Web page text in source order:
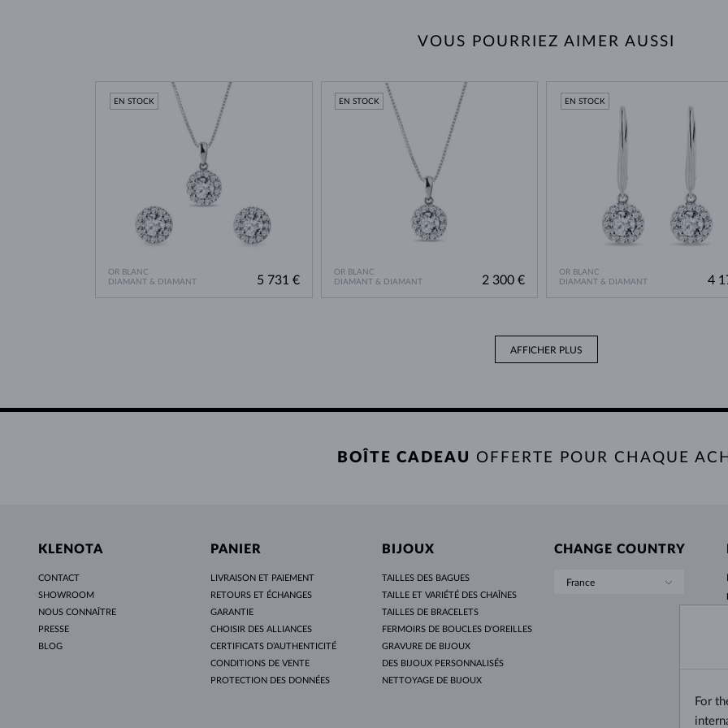
VOUS POURRIEZ AIMER AUSSI
OR BLANC
DIAMANT & DIAMANT
EN STOCK
5 731 €
OR BLANC
DIAMANT & DIAMANT
EN STOCK
2 300 €
OR BLANC
DIAMANT & DIAMANT
EN STOCK
4
AFFICHER PLUS
BOÎTE CADEAU OFFERTE POUR CHAQUE
KLENOTA
CONTACT
SHOWROOM
NOUS CONNAÎTRE
PRESSE
BLOG
PANIER
LIVRAISON ET PAIEMENT
RETOURS ET ÉCHANGES
GARANTIE
CHOISIR DES ALLIANCES
CERTIFICATS D’AUTHENTICITÉ
CONDITIONS DE VENTE
PROTECTION DES DONNÉES
BIJOUX
TAILLES DES BAGUES
TAILLE ET VARIÉTÉ DES CHAÎNES
TAILLES DE BRACELETS
FERMOIRS DE BOUCLES D'OREILLES
GRAVURE DE BIJOUX
DES BIJOUX PERSONNALISÉS
NETTOYAGE DE BIJOUX
CHANGE COUNTRY
France
For